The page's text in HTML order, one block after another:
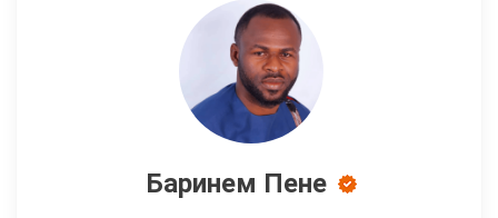
Баринем Пене